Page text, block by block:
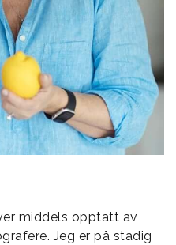
middels opptatt av
Jeg er på stadig